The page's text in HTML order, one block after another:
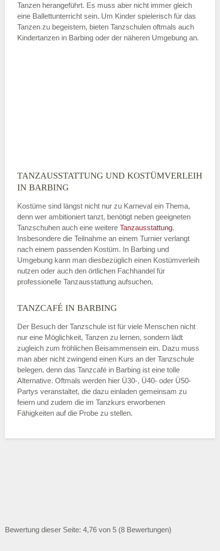
Samstag
ABSENDEN
Tanzen herangeführt. Es muss aber nicht immer gleich
eine Ballettunterricht sein. Um Kinder spielerisch für das
Tanzen zu begeistern, bieten Tanzschulen oftmals auch
Kindertanzen in Barbing oder der näheren Umgebung an.
TANZAUSSTATTUNG UND KOSTÜMVERLEIH
IN BARBING
Kostüme sind längst nicht nur zu Karneval ein Thema,
denn wer ambitioniert tanzt, benötigt neben geeigneten
Tanzschuhen auch eine weitere Tanzausstattung.
Insbesondere die Teilnahme an einem Turnier verlangt
nach einem passenden Kostüm. In Barbing und
Umgebung kann man diesbezüglich einen Kostümverleih
nutzen oder auch den örtlichen Fachhandel für
professionelle Tanzausstattung aufsuchen.
TANZCAFÉ IN BARBING
Der Besuch der Tanzschule ist für viele Menschen nicht
nur eine Möglichkeit, Tanzen zu lernen, sondern lädt
zugleich zum fröhlichen Beisammensein ein. Dazu muss
man aber nicht zwingend einen Kurs an der Tanzschule
belegen, denn das Tanzcafé in Barbing ist eine tolle
Alternative. Oftmals werden hier Ü30-, Ü40- oder Ü50-
Partys veranstaltet, die dazu einladen gemeinsam zu
feiern und zudem die im Tanzkurs erworbenen
Fähigkeiten auf die Probe zu stellen.
Bewertung dieser Seite: 4,76 von 5 (8 Bewertungen)